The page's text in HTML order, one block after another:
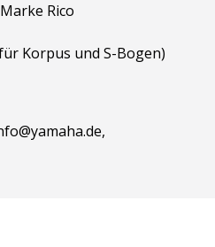
Rico
Korpus und S-Bogen)